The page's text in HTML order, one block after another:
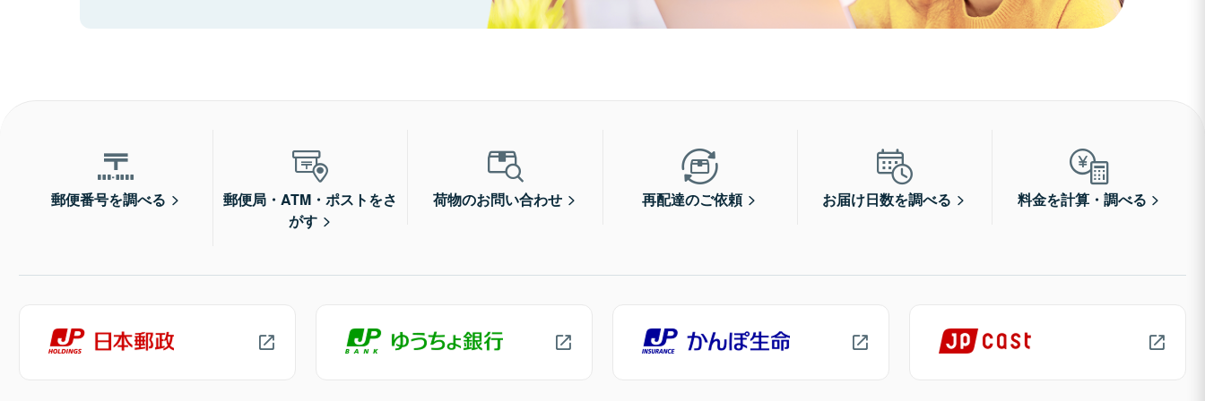
郵便番号を調べる
郵便局・ATM・ポストをさ
がす
荷物のお問い合わせ 再配達のご依頼 お届け日数を調べる 料金を計算・調べる